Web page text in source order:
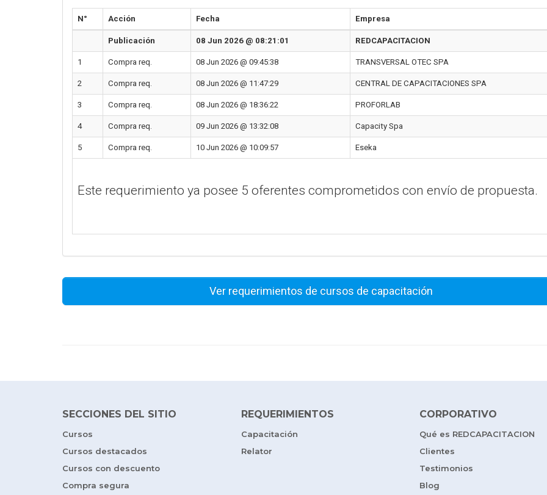
N° Acción Fecha Empresa
Publicación 08 Jun 2026 @ 08:21:01 REDCAPACITACION
1 Compra req. 08 Jun 2026 @ 09:45:38 TRANSVERSAL OTEC SPA
2 Compra req. 08 Jun 2026 @ 11:47:29 CENTRAL DE CAPACITACIONES SPA
3 Compra req. 08 Jun 2026 @ 18:36:22 PROFORLAB
4 Compra req. 09 Jun 2026 @ 13:32:08 Capacity Spa
5 Compra req. 10 Jun 2026 @ 10:09:57 Eseka
Este requerimiento ya posee 5 oferentes comprometidos con envío de propuesta.
Ver requerimientos de cursos de capacitación
SECCIONES DEL SITIO
Cursos
Cursos destacados
Cursos con descuento
Compra segura
REQUERIMIENTOS
Capacitación
Relator
CORPORATIVO
Qué es REDCAPACITACION
Clientes
Testimonios
Blog